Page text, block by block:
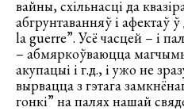
вайны, схільнасці да
абгрунтаванняў і афектаў
la guerre”. Усё часцей – і
– абмяркоўваюцца
акупацыі і г.д., і ужо не
вырвацца з гэтага
гонкі” на палях нашай